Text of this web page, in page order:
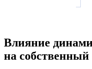
Влияние
на